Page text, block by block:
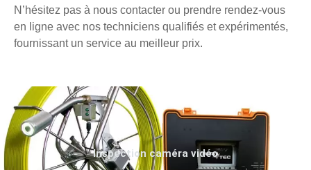
N’hésitez pas à nous contacter ou prendre rendez-vous
en ligne avec nos techniciens qualifiés et expérimentés,
fournissant un service au meilleur prix.
Inspection caméra vidéo